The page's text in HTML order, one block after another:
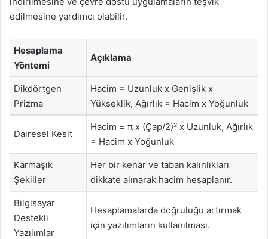
edilmesine yardımcı olabilir.
Hesaplama
Yöntemi
Açıklama
Dikdörtgen
Prizma
Hacim = Uzunluk x Genişlik x
Yükseklik, Ağırlık = Hacim x Yoğunluk
Dairesel Kesit
Hacim = π x (Çap/2)² x Uzunluk, Ağırlık
= Hacim x Yoğunluk
Karmaşık
Şekiller
Her bir kenar ve taban kalınlıkları
dikkate alınarak hacim hesaplanır.
Bilgisayar
Destekli
Yazılımlar
Hesaplamalarda doğruluğu artırmak
için yazılımların kullanılması.